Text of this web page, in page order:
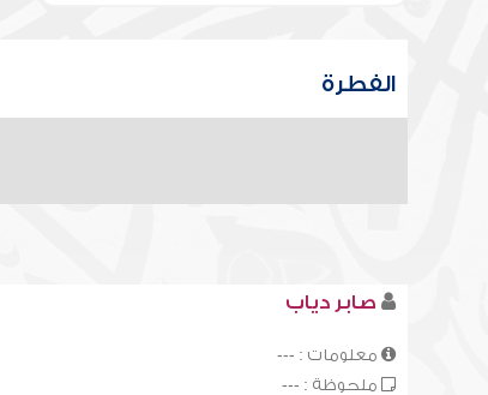
الفطرة
صابر دياب
معلومات : ---
ملحوظة : ---